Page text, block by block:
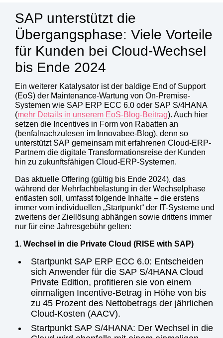
SAP unterstützt die
Übergangsphase: Viele Vorteile
für Kunden bei Cloud-Wechsel
bis Ende 2024
Ein weiterer Katalysator ist der baldige End of Support
(EoS) der Maintenance-Wartung von On-Premise-
Systemen wie SAP ERP ECC 6.0 oder SAP S/4HANA
(mehr Details in unserem EoS-Blog-Beitrag). Auch hier
setzen die Incentives in Form von Rabatten an
(benfalnachzulesen im Innovabee-Blog), denn so
unterstützt SAP gemeinsam mit erfahrenen Cloud-ERP-
Partnern die digitale Transformationsreise der Kunden
hin zu zukunftsfähigen Cloud-ERP-Systemen.
Das aktuelle Offering (gültig bis Ende 2024), das
während der Mehrfachbelastung in der Wechselphase
entlasten soll, umfasst folgende Inhalte – die erstens
immer vom individuellen „Startpunkt“ der IT-Systeme und
zweitens der Ziellösung abhängen sowie drittens immer
nur für eine Jahresgebühr gelten:
1. Wechsel in die Private Cloud (RISE with SAP)
Startpunkt SAP ERP ECC 6.0: Entscheiden
sich Anwender für die SAP S/4HANA Cloud
Private Edition, profitieren sie von einem
einmaligen Incentive-Betrag in Höhe von bis
zu 45 Prozent des Nettobetrags der jährlichen
Cloud-Kosten (AACV).
Startpunkt SAP S/4HANA: Der Wechsel in die